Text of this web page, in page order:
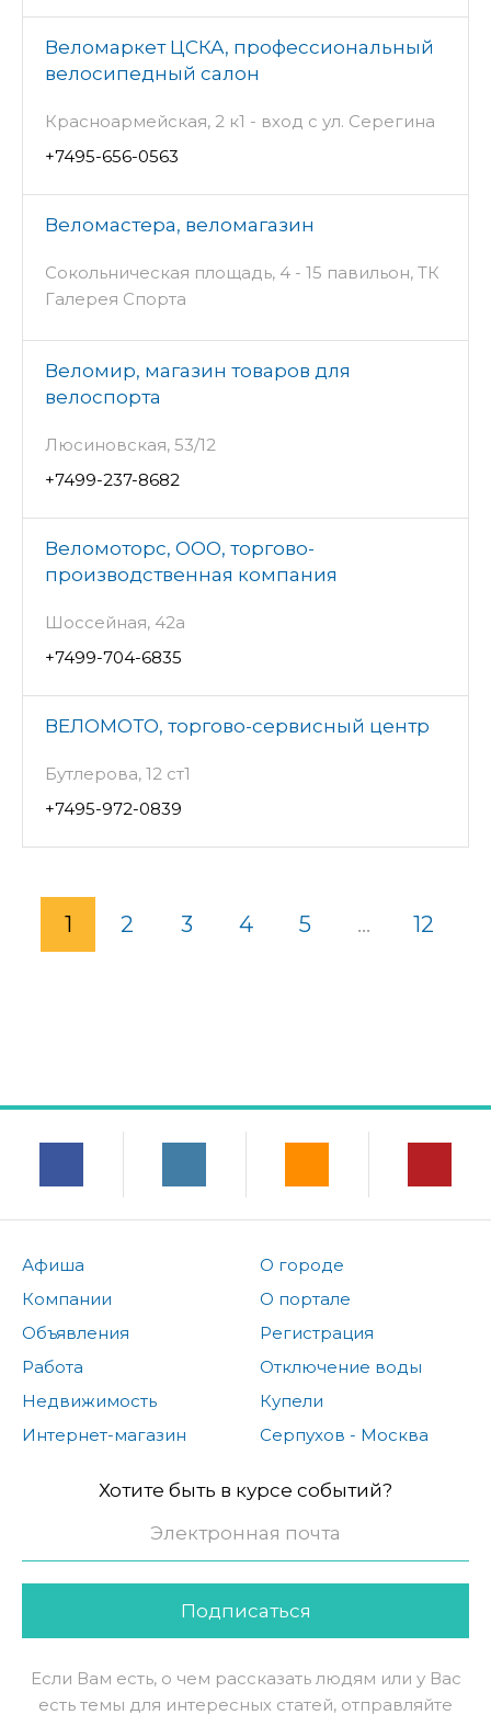
Веломаркет ЦСКА, профессиональный
велосипедный салон
Красноармейская, 2 к1 - вход с ул. Серегина
+7495-656-0563
Веломастера, веломагазин
Сокольническая площадь, 4 - 15 павильон, ТК
Галерея Спорта
Веломир, магазин товаров для
велоспорта
Люсиновская, 53/12
+7499-237-8682
Веломоторс, ООО, торгово-
производственная компания
Шоссейная, 42а
+7499-704-6835
ВЕЛОМОТО, торгово-сервисный центр
Бутлерова, 12 ст1
+7495-972-0839
1 2 3 4 5 ... 12
Афиша
Компании
Объявления
Работа
Недвижимость
Интернет-магазин
О городе
О портале
Регистрация
Отключение воды
Купели
Серпухов - Москва
Хотите быть в курсе событий?
Подписаться
Если Вам есть, о чем рассказать людям или у Вас
есть темы для интересных статей, отправляйте